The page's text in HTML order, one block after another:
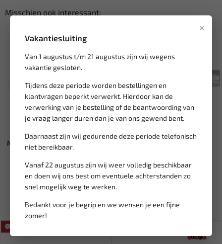
×
Vakantiesluiting
Van 1 augustus t/m 21 augustus zijn wij wegens
vakantie gesloten.
Tijdens deze periode worden bestellingen en
klantvragen beperkt verwerkt. Hierdoor kan de
verwerking van je bestelling of de beantwoording van
je vraag langer duren dan je van ons gewend bent.
Daarnaast zijn wij gedurende deze periode telefonisch
niet bereikbaar.
Vanaf 22 augustus zijn wij weer volledig beschikbaar
en doen wij ons best om eventuele achterstanden zo
snel mogelijk weg te werken.
Bedankt voor je begrip en we wensen je een fijne
zomer!
Misschien ook interessant:
MIDLOCK Laadstroom-Ampere
meter TE-75
60,44
Ex. btw: € 49,95
FORCE Torx T50x110 mm
werkzaamhe...
14,60
17,18